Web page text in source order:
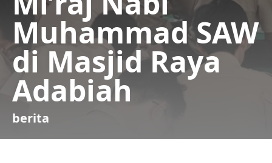
Muhammad SAW
di Masjid Raya
Adabiah
berita